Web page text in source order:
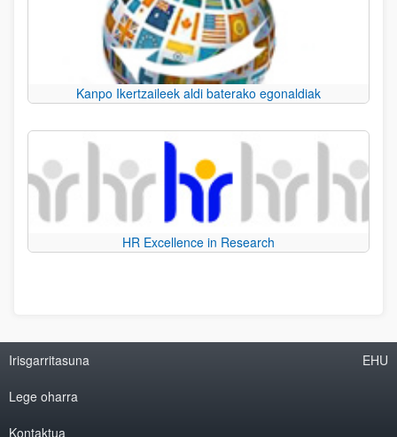
Kanpo Ikertzaileek aldi baterako egonaldiak
HR Excellence in Research
Irisgarritasuna
Lege oharra
Kontaktua
EHU